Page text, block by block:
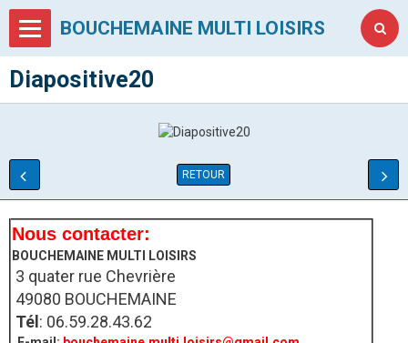
BOUCHEMAINE MULTI LOISIRS
Diapositive20
RETOUR
Nous contacter:
BOUCHEMAINE MULTI LOISIRS
3 quater rue Chevrière
49080 BOUCHEMAINE
Tél : 06.59.28.43.62